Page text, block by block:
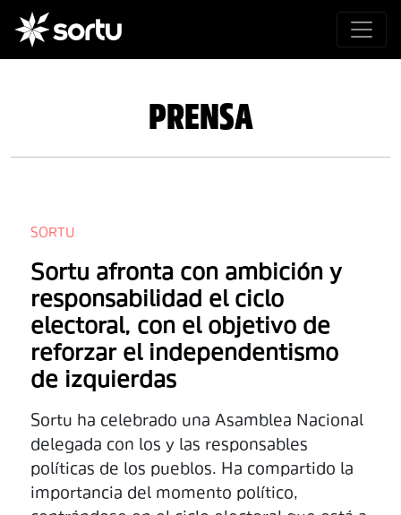
PRENSA
SORTU
Sortu afronta con ambición y
responsabilidad el ciclo
electoral, con el objetivo de
reforzar el independentismo
de izquierdas
Sortu ha celebrado una Asamblea Nacional
delegada con los y las responsables
políticas de los pueblos. Ha compartido la
importancia del momento político,